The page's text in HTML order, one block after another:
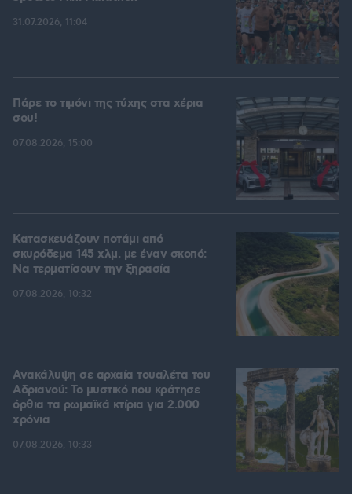
31.07.2026, 11:04
Πάρε το τιμόνι της τύχης στα χέρια
σου!
07.08.2026, 15:00
Κατασκευάζουν ποτάμι από
σκυρόδεμα 145 χλμ. με έναν σκοπό:
Να τερματίσουν την ξηρασία
07.08.2026, 10:32
Ανακάλυψη σε αρχαία τουαλέτα του
Αδριανού: Το μυστικό που κράτησε
όρθια τα ρωμαϊκά κτίρια για 2.000
χρόνια
07.08.2026, 10:33